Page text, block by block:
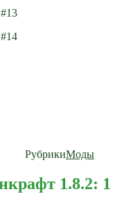
РубрикиМоды
1.8.2: 1